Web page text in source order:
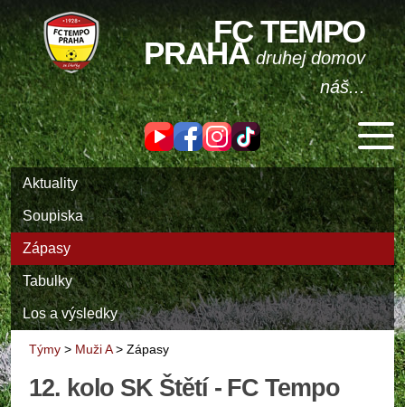
FC TEMPO
PRAHAdruhej domov
náš...
Aktuality
Soupiska
Zápasy
Tabulky
Los a výsledky
Týmy > Muži A> Zápasy
12. kolo SK Štětí - FC Tempo